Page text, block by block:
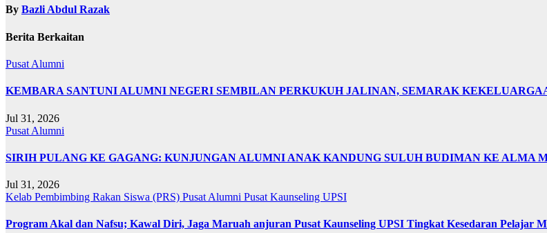
By Bazli Abdul Razak
Berita Berkaitan
Pusat Alumni
KEMBARA SANTUNI ALUMNI NEGERI SEMBILAN PERKUKUH JALINAN, SEMARAK
Jul 31, 2026
Pusat Alumni
SIRIH PULANG KE GAGANG: KUNJUNGAN ALUMNI ANAK KANDUNG SULUH BUDIMAN KE ALMA
Jul 31, 2026
Kelab Pembimbing Rakan Siswa (PRS) Pusat Alumni Pusat Kaunseling UPSI
Program Akal dan Nafsu; Kawal Diri, Jaga Maruah anjuran Pusat Kaunseling UPSI Tingkat Kesedaran Pelajar